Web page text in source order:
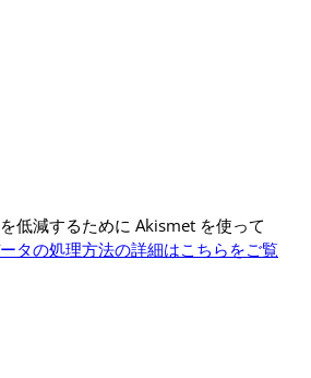
低減するために Akismet を使って
タの処理方法の詳細はこちらをご覧